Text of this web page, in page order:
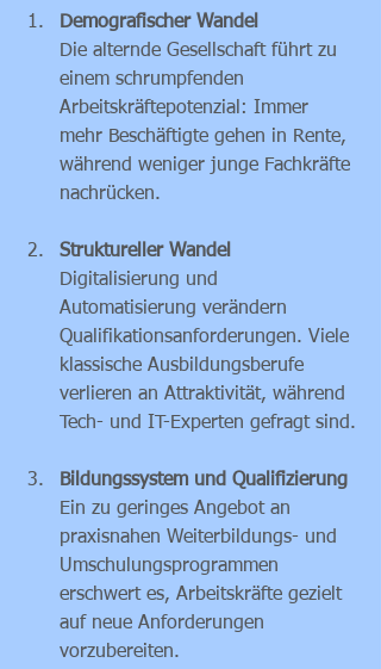
Demografischer Wandel
Die alternde Gesellschaft führt zu
einem schrumpfenden
Arbeitskräftepotenzial: Immer
mehr Beschäftigte gehen in Rente,
während weniger junge Fachkräfte
nachrücken.
Struktureller Wandel
Digitalisierung und
Automatisierung verändern
Qualifikationsanforderungen. Viele
klassische Ausbildungsberufe
verlieren an Attraktivität, während
Tech- und IT-Experten gefragt sind.
Bildungssystem und Qualifizierung
Ein zu geringes Angebot an
praxisnahen Weiterbildungs- und
Umschulungsprogrammen
erschwert es, Arbeitskräfte gezielt
auf neue Anforderungen
vorzubereiten.